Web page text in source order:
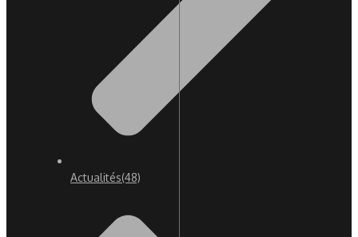
Actualités(48)